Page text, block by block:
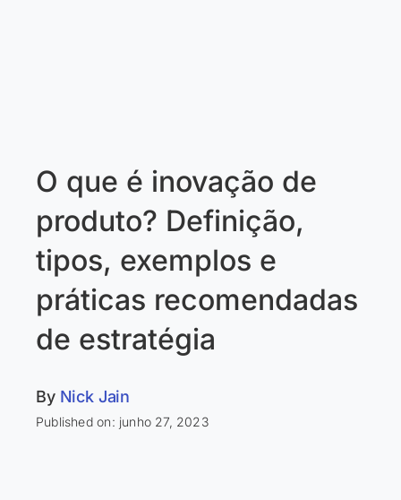
O que é inovação de
produto? Definição,
tipos, exemplos e
práticas recomendadas
de estratégia
By Nick Jain
Published on: junho 27, 2023